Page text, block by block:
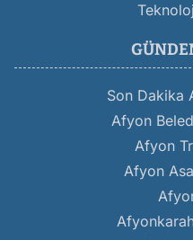
Son Dakika
Afyon
Afyon
Afyon